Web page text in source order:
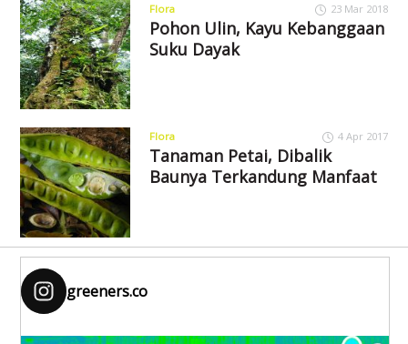
Flora 23 Mar 2018
Pohon Ulin, Kayu Kebanggaan
Suku Dayak
Flora 4 Apr 2017
Tanaman Petai, Dibalik
Baunya Terkandung Manfaat
greeners.co